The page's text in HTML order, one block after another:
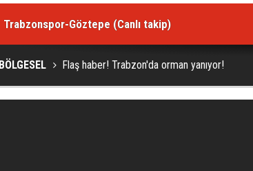
Trabzonspor-Göztepe (Canlı takip)
BÖLGESEL Flaş haber! Trabzon'da orman yanıyor!